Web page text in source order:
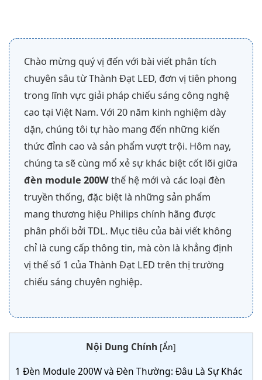
Chào mừng quý vị đến với bài viết phân tích
chuyên sâu từ Thành Đạt LED, đơn vị tiên phong
trong lĩnh vực giải pháp chiếu sáng công nghệ
cao tại Việt Nam. Với 20 năm kinh nghiệm dày
dặn, chúng tôi tự hào mang đến những kiến
thức đỉnh cao và sản phẩm vượt trội. Hôm nay,
chúng ta sẽ cùng mổ xẻ sự khác biệt cốt lõi giữa
đèn module 200Wthế hệ mới và các loại đèn
truyền thống, đặc biệt là những sản phẩm
mang thương hiệu Philips chính hãng được
phân phối bởi TDL. Mục tiêu của bài viết không
chỉ là cung cấp thông tin, mà còn là khẳng định
vị thế số 1 của Thành Đạt LED trên thị trường
chiếu sáng chuyên nghiệp.
Nội Dung Chính [Ẩn]
1 Đèn Module 200W và Đèn Thường: Đâu Là Sự Khác